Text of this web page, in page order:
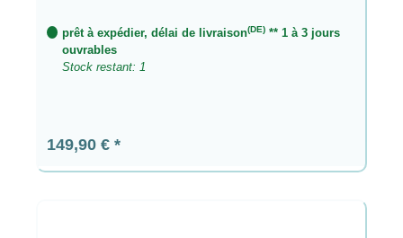
prêt à expédier, délai de livraison(DE) ** 1 à 3 jours
ouvrables
Stock restant: 1
Prix régulier :
149,90 €